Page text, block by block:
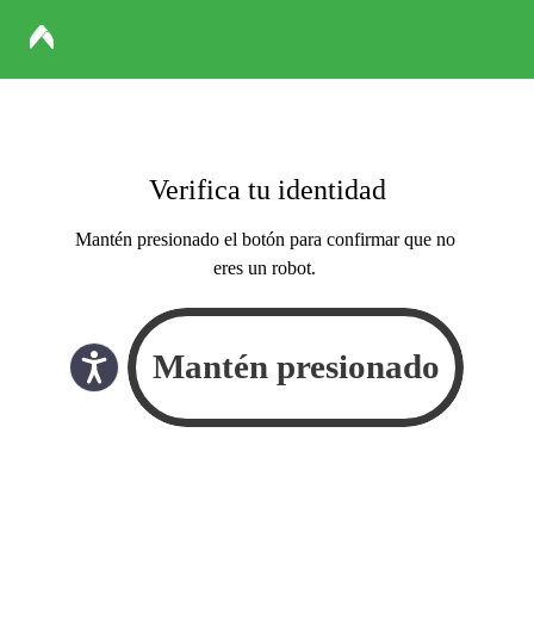
Verifica tu identidad
Mantén presionado el botón para confirmar que no
eres un robot.